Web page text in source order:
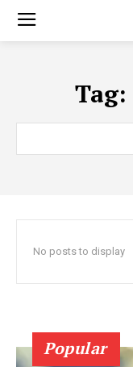
Tag:
No posts to display
Popular